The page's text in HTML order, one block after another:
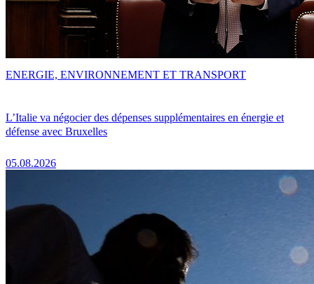
L’Italie va négocier des dépenses supplémentaires en énergie et
défense avec Bruxelles
05.08.2026
ENERGIE, ENVIRONNEMENT ET TRANSPORT